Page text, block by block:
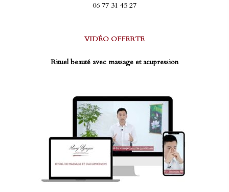
06 77 31 45 27
VIDÉO OFFERTE
Rituel beauté avec massage et acupression